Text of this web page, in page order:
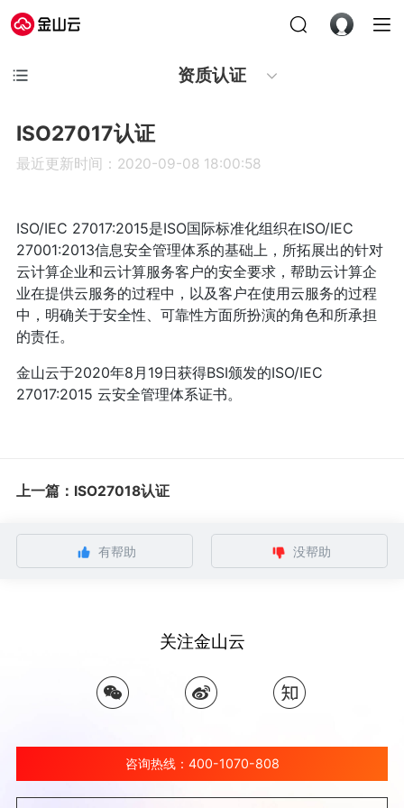
资质认证
ISO27017认证
最近更新时间：2020-09-08 18:00:58
ISO/IEC 27017:2015是ISO国际标准化组织在ISO/IEC
27001:2013信息安全管理体系的基础上，所拓展出的针对
云计算企业和云计算服务客户的安全要求，帮助云计算企
业在提供云服务的过程中，以及客户在使用云服务的过程
中，明确关于安全性、可靠性方面所扮演的角色和所承担
的责任。
金山云于2020年8月19日获得BSI颁发的ISO/IEC
27017:2015 云安全管理体系证书。
上一篇：ISO27018认证
有帮助 没帮助
关注金山云
咨询热线：400-1070-808